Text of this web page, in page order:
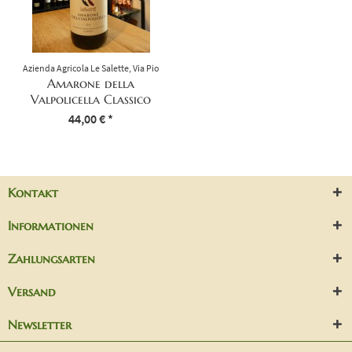
Azienda Agricola Le Salette, Via Pio
Brugnoli, 11/C - 37022 I - Fumane
(VR) Partita IVA 02613880232
Amarone della
Valpolicella Classico
2014
0.75 Liter(58,67 € * / 1 Liter)
44,00 € *
Kontakt
Informationen
Zahlungsarten
Versand
Newsletter